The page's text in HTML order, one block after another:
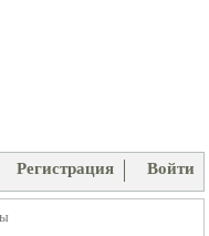
Регистрация Войти